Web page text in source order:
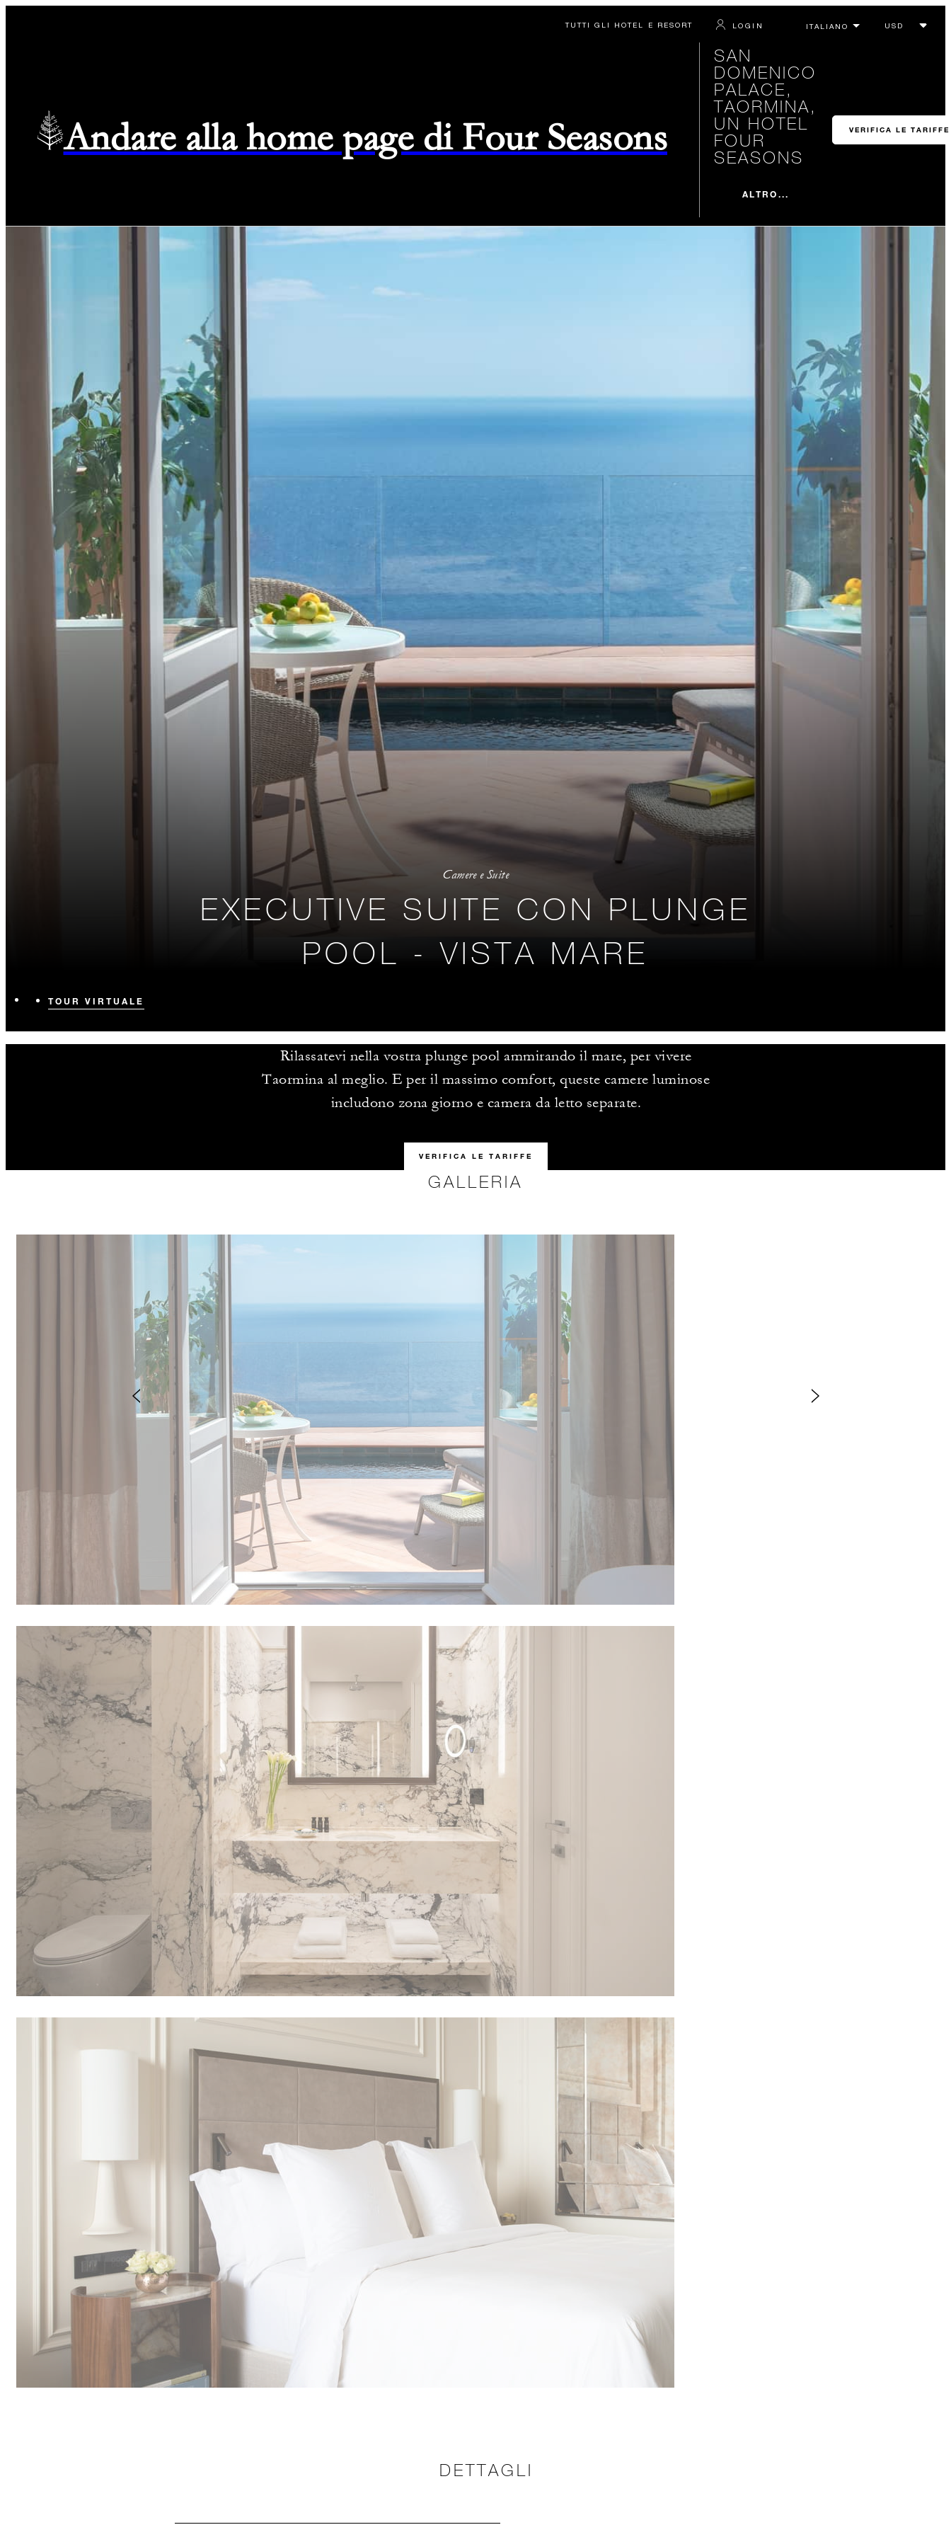
TUTTI GLI HOTEL E RESORT LOGIN
Andare alla home page di Four Seasons
SAN
DOMENICO
PALACE,
TAORMINA,
UN HOTEL
FOUR
SEASONS
ALTRO...
VERIFICA LE TARIFFE
Camere e Suite
EXECUTIVE SUITE CON PLUNGE
POOL - VISTA MARE
TOUR VIRTUALE
Rilassatevi nella vostra plunge pool ammirando il mare, per vivere
Taormina al meglio. E per il massimo comfort, queste camere luminose
includono zona giorno e camera da letto separate.
VERIFICA LE TARIFFE
GALLERIA
DETTAGLI